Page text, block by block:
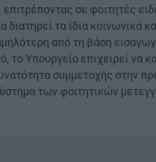
σε φοιτητές
τα ίδια κοινωνικά
από τη βάση
Υπουργείο επιχειρεί να
συμμετοχής στην
των φοιτητικών